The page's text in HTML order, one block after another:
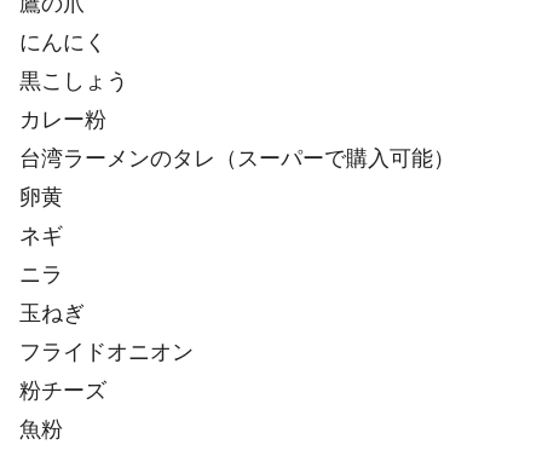
にんにく
黒こしょう
カレー粉
台湾ラーメンのタレ（スーパーで購入可能）
卵黄
ネギ
ニラ
玉ねぎ
フライドオニオン
粉チーズ
魚粉